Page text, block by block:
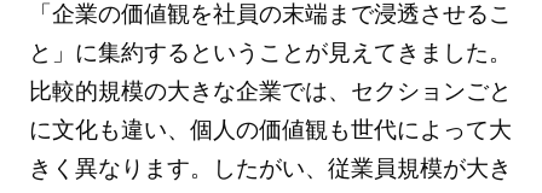
「企業の価値観を社員の末端まで浸透させるこ
と」に集約するということが見えてきました。
比較的規模の大きな企業では、セクションごと
に文化も違い、個人の価値観も世代によって大
きく異なります。したがい、従業員規模が大き